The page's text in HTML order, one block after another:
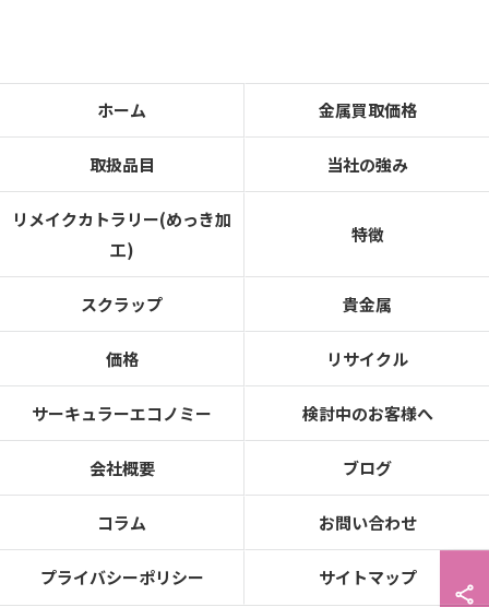
ホーム 金属買取価格
取扱品目 当社の強み
リメイクカトラリー(めっき加
工)
特徴
スクラップ 貴金属
価格 リサイクル
サーキュラーエコノミー 検討中のお客様へ
会社概要 ブログ
コラム お問い合わせ
プライバシーポリシー サイトマップ